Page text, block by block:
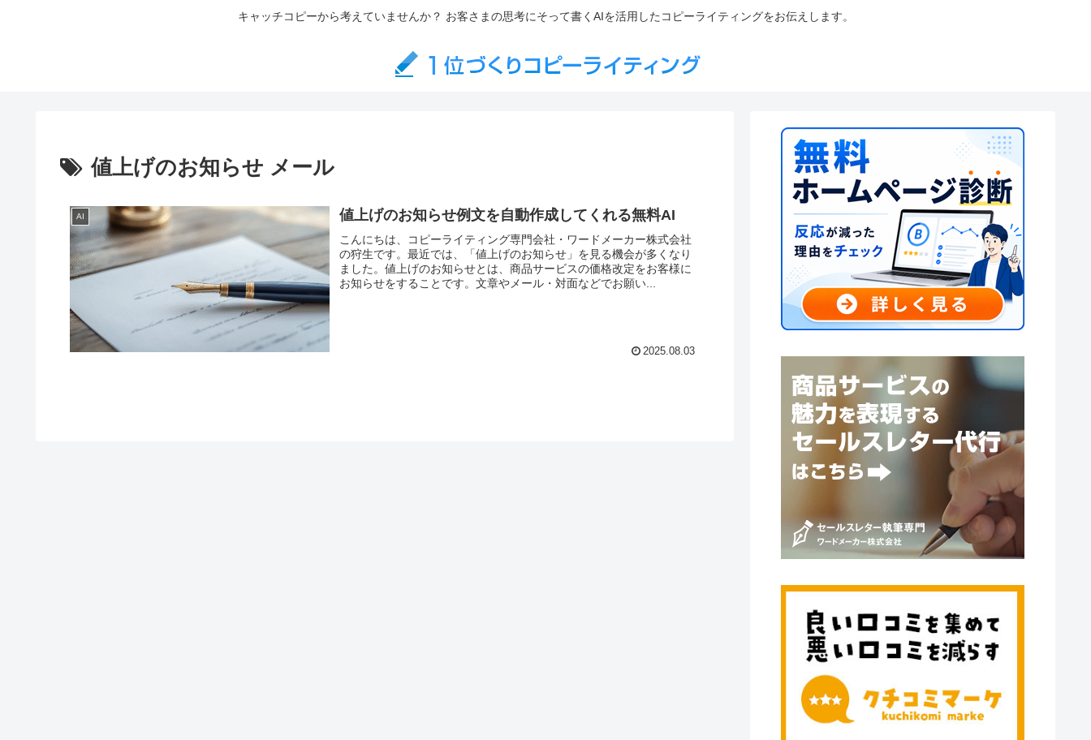
キャッチコピーから考えていませんか？ お客さまの思考にそって書くAIを活用したコピーライティングをお伝えします。
値上げのお知らせ メール
AI 値上げのお知らせ例文を自動作成してくれる無料AI
こんにちは、コピーライティング専門会社・ワードメーカー株式会社
の狩生です。最近では、「値上げのお知らせ」を見る機会が多くなり
ました。値上げのお知らせとは、商品サービスの価格改定をお客様に
お知らせをすることです。文章やメール・対面などでお願い...
2025.08.03